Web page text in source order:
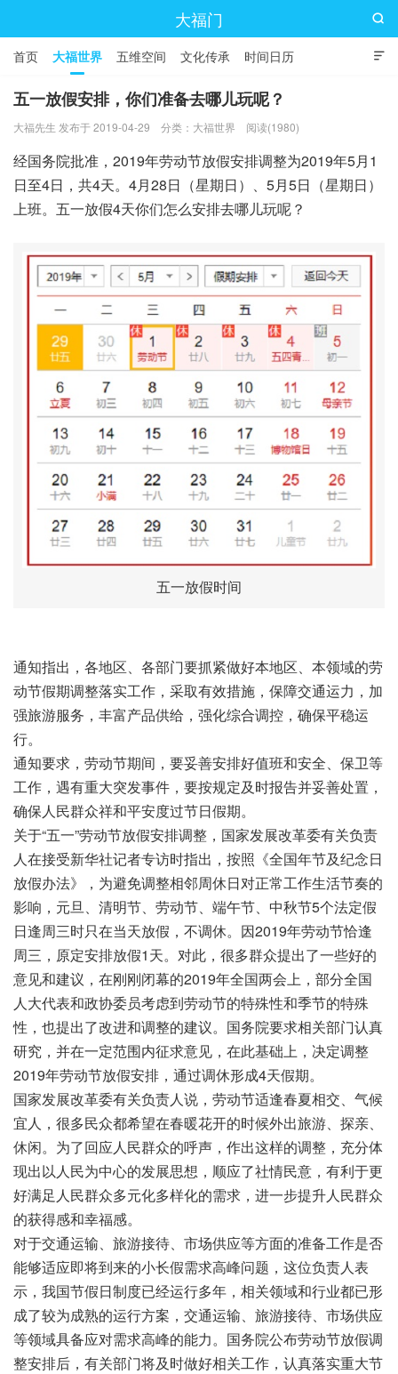
大福门

首页 大福世界 五维空间 文化传承 时间日历

五一放假安排，你们准备去哪儿玩呢？
大福先生 发布于 2019-04-29 分类： 大福世界 阅读(1980)
经国务院批准，2019年劳动节放假安排调整为2019年5月1
日至4日，共4天。4月28日（星期日）、5月5日（星期日）
上班。五一放假4天你们怎么安排去哪儿玩呢？
五一放假时间
通知指出，各地区、各部门要抓紧做好本地区、本领域的劳
动节假期调整落实工作，采取有效措施，保障交通运力，加
强旅游服务，丰富产品供给，强化综合调控，确保平稳运
行。
通知要求，劳动节期间，要妥善安排好值班和安全、保卫等
工作，遇有重大突发事件，要按规定及时报告并妥善处置，
确保人民群众祥和平安度过节日假期。
关于“五一”劳动节放假安排调整，国家发展改革委有关负责
人在接受新华社记者专访时指出，按照《全国年节及纪念日
放假办法》，为避免调整相邻周休日对正常工作生活节奏的
影响，元旦、清明节、劳动节、端午节、中秋节5个法定假
日逢周三时只在当天放假，不调休。因2019年劳动节恰逢
周三，原定安排放假1天。对此，很多群众提出了一些好的
意见和建议，在刚刚闭幕的2019年全国两会上，部分全国
人大代表和政协委员考虑到劳动节的特殊性和季节的特殊
性，也提出了改进和调整的建议。国务院要求相关部门认真
研究，并在一定范围内征求意见，在此基础上，决定调整
2019年劳动节放假安排，通过调休形成4天假期。
国家发展改革委有关负责人说，劳动节适逢春夏相交、气候
宜人，很多民众都希望在春暖花开的时候外出旅游、探亲、
休闲。为了回应人民群众的呼声，作出这样的调整，充分体
现出以人民为中心的发展思想，顺应了社情民意，有利于更
好满足人民群众多元化多样化的需求，进一步提升人民群众
的获得感和幸福感。
对于交通运输、旅游接待、市场供应等方面的准备工作是否
能够适应即将到来的小长假需求高峰问题，这位负责人表
示，我国节假日制度已经运行多年，相关领域和行业都已形
成了较为成熟的运行方案，交通运输、旅游接待、市场供应
等领域具备应对需求高峰的能力。国务院公布劳动节放假调
整安排后，有关部门将及时做好相关工作，认真落实重大节